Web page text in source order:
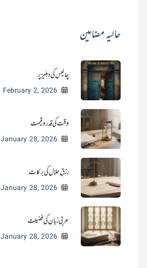
حالیہ مضامین
چالیس کی دہلیز پر
February 2, 2026
وقت کی قدر و قیمت
January 28, 2026
رزقِ حلال کی برکات
January 28, 2026
عربی زبان کی فضیلت
January 28, 2026